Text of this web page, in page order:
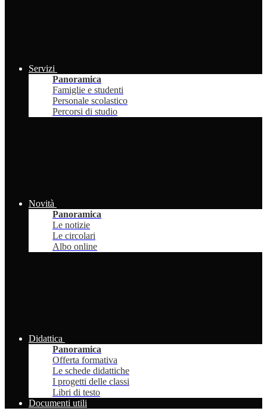
Servizi
Panoramica
Famiglie e studenti
Personale scolastico
Percorsi di studio
Novità
Panoramica
Le notizie
Le circolari
Albo online
Didattica
Panoramica
Offerta formativa
Le schede didattiche
I progetti delle classi
Libri di testo
Documenti utili